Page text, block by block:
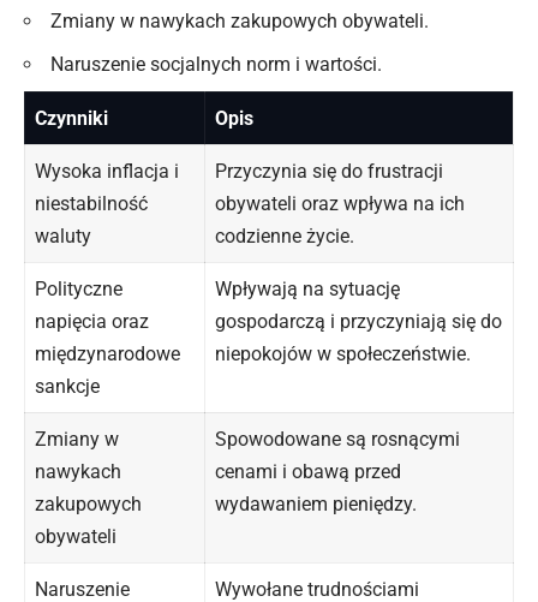
Zmiany w nawykach zakupowych obywateli.
Naruszenie socjalnych norm i wartości.
Czynniki Opis
Wysoka inflacja i
niestabilność
waluty
Przyczynia się do frustracji
obywateli oraz wpływa na ich
codzienne życie.
Polityczne
napięcia oraz
międzynarodowe
sankcje
Wpływają na sytuację
gospodarczą i przyczyniają się do
niepokojów w społeczeństwie.
Zmiany w
nawykach
zakupowych
obywateli
Spowodowane są rosnącymi
cenami i obawą przed
wydawaniem pieniędzy.
Naruszenie
Wywołane trudnościami